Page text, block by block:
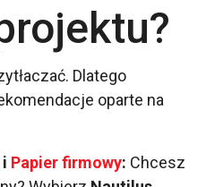
Dlatego
oparte na
i Papier firmowy: Chcesz